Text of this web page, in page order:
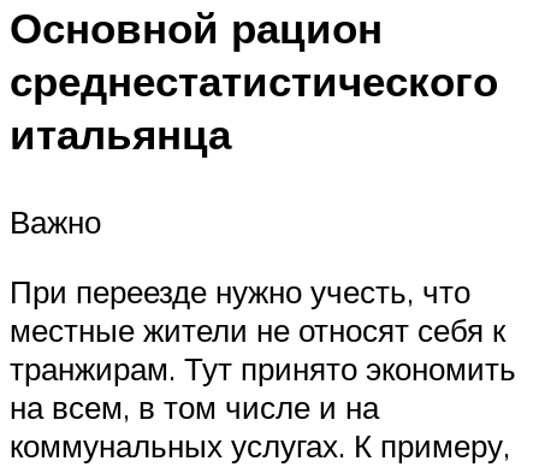
Основной рацион
среднестатистического
итальянца
Важно
При переезде нужно учесть, что
местные жители не относят себя к
транжирам. Тут принято экономить
на всем, в том числе и на
коммунальных услугах. К примеру,